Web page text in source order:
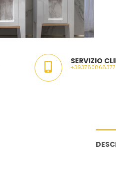
SERVIZIO
+393780868377